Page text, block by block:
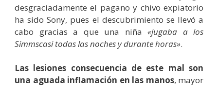
desgraciadamente el pagano y chivo expiatorio
ha sido Sony, pues el descubrimiento se llevó a
cabo gracias a que una niña «jugaba a los
Simmscasi todas las noches y durante horas».
Las lesiones consecuencia de este mal son
una aguada inflamación en las manos, mayor